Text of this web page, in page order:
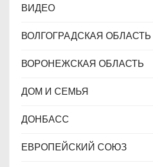
ВИДЕО
ВОЛГОГРАДСКАЯ ОБЛАСТЬ
ВОРОНЕЖСКАЯ ОБЛАСТЬ
ДОМ И СЕМЬЯ
ДОНБАСС
ЕВРОПЕЙСКИЙ СОЮЗ